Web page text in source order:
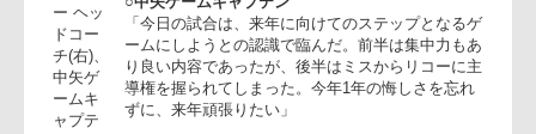
◎ワールド ファイティングブル
○マーク・カーター ヘッドコーチ
「前半は集中して良いゲームができたが、簡単にト
ライを取られたのが痛かった。後半はハンドリング